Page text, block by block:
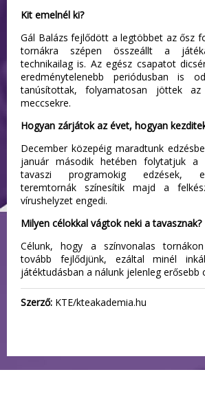
Kit emelnél ki?
Gál Balázs fejlődött a legtöbbet az ősz
tornákra szépen összeállt a
technikailag is. Az egész csapatot
eredménytelenebb periódusban is
tanúsítottak, folyamatosan jöttek
meccsekre.
Hogyan zárjátok az évet, hogyan
December közepéig maradtunk
január második hetében folytatjuk a
tavaszi programokig edzések,
teremtornák színesítik majd a
vírushelyzet engedi.
Milyen célokkal vágtok neki a tavasznak?
Célunk, hogy a színvonalas
tovább fejlődjünk, ezáltal minél
játéktudásban a nálunk jelenleg erősebb
Szerző: KTE/kteakademia.hu